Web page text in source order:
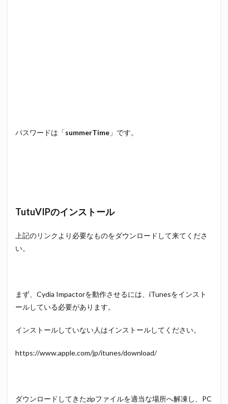
パスワードは「summerTime 」です。
TutuVIPのインストール
上記のリンクより必要なものをダウンロードして来てくださ
い。
まず、Cydia Impactorを動作させるには、iTunesをインスト
ールしている必要があります。
インストールしていない人はインストールしてください。
https://www.apple.com/jp/itunes/download/
ダウンロードしてきたzipファイルを適当な場所へ解凍し、PC